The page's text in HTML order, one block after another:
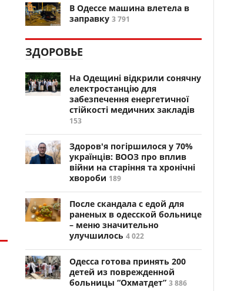
В Одессе машина влетела в
заправку 3 791
ЗДОРОВЬЕ
На Одещині відкрили сонячну
електростанцію для
забезпечення енергетичної
стійкості медичних закладів
153
Здоров'я погіршилося у 70%
українців: ВООЗ про вплив
війни на старіння та хронічні
хвороби 189
После скандала с едой для
раненых в одесской больнице
– меню значительно
улучшилось 4 022
Одесса готова принять 200
детей из поврежденной
больницы “Охматдет” 3 886